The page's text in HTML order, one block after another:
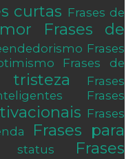
curtas Frases de
Frases de
Frases
Frases de
tristeza
Frases
Frases
Frases
Frases para
status
Frases